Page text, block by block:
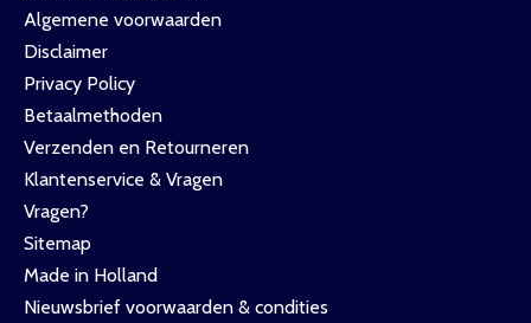
Algemene voorwaarden
Disclaimer
Privacy Policy
Betaalmethoden
Verzenden en Retourneren
Klantenservice & Vragen
Vragen?
Sitemap
Made in Holland
Nieuwsbrief voorwaarden & condities